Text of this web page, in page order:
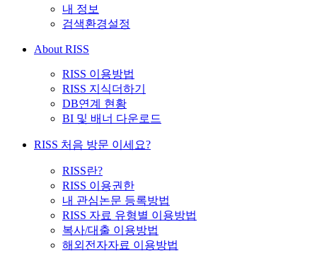
내 정보
검색환경설정
About RISS
RISS 이용방법
RISS 지식더하기
DB연계 현황
BI 및 배너 다운로드
RISS 처음 방문 이세요?
RISS란?
RISS 이용권한
내 관심논문 등록방법
RISS 자료 유형별 이용방법
복사/대출 이용방법
해외전자자료 이용방법